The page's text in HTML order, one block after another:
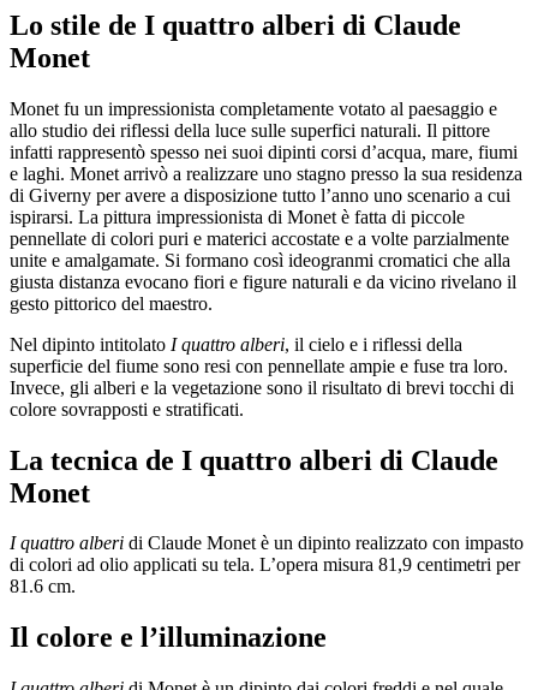
Lo stile de I quattro alberi di Claude
Monet
Monet fu un impressionista completamente votato al paesaggio e
allo studio dei riflessi della luce sulle superfici naturali. Il pittore
infatti rappresentò spesso nei suoi dipinti corsi d’acqua, mare, fiumi
e laghi. Monet arrivò a realizzare uno stagno presso la sua residenza
di Giverny per avere a disposizione tutto l’anno uno scenario a cui
ispirarsi. La pittura impressionista di Monet è fatta di piccole
pennellate di colori puri e materici accostate e a volte parzialmente
unite e amalgamate. Si formano così ideogranmi cromatici che alla
giusta distanza evocano fiori e figure naturali e da vicino rivelano il
gesto pittorico del maestro.
Nel dipinto intitolato I quattro alberi, il cielo e i riflessi della
superficie del fiume sono resi con pennellate ampie e fuse tra loro.
Invece, gli alberi e la vegetazione sono il risultato di brevi tocchi di
colore sovrapposti e stratificati.
La tecnica de I quattro alberi di Claude
Monet
I quattro alberi di Claude Monet è un dipinto realizzato con impasto
di colori ad olio applicati su tela. L’opera misura 81,9 centimetri per
81.6 cm.
Il colore e l’illuminazione